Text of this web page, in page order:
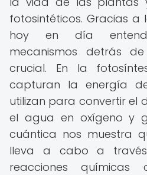
fotosintéticos. Gracias a
hoy en día
mecanismos detrás
crucial. En la
capturan la energía
utilizan para convertir el
el agua en oxígeno y
cuántica nos muestra
lleva a cabo a
reacciones químicas